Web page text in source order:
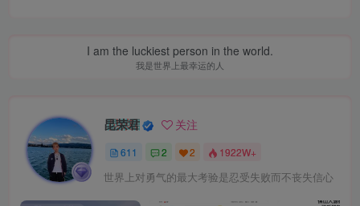
I am the luckiest person in the world.
我是世界上最幸运的人
昆荣君 关注
611 2 2 1922W+
世界上对勇气的最大考验是忍受失败而不丧失信心